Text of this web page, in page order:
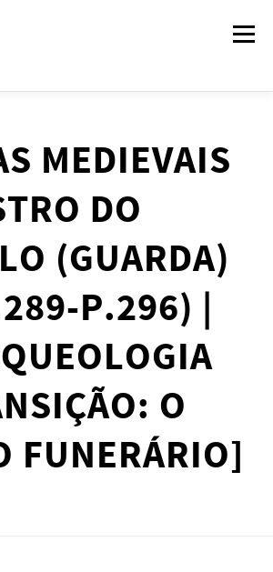
Menu
NOTÍCIAS EVENTOS
MEDIEVAIS
DO
(GUARDA)
P.296) |
O
FUNERÁRIO]